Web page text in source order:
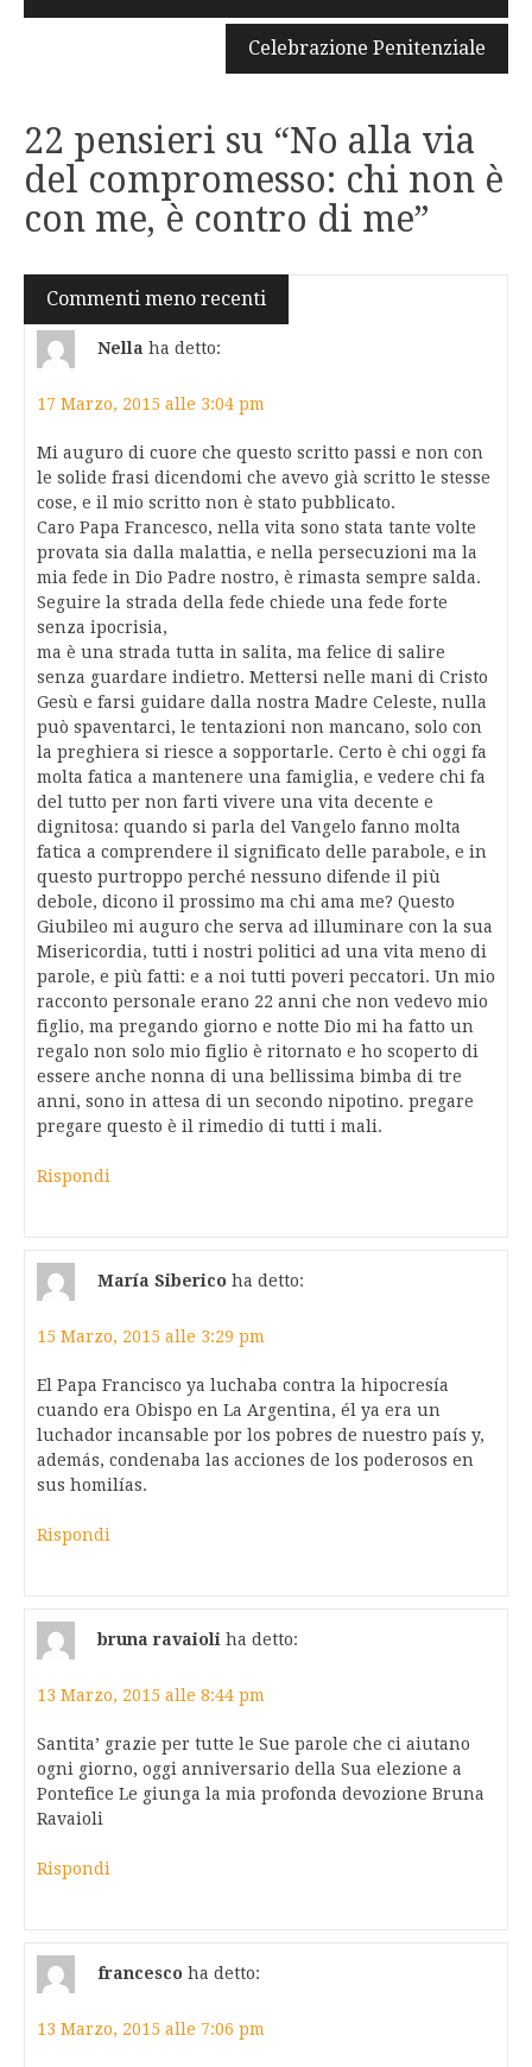
Celebrazione Penitenziale
22 pensieri su “No alla via
del compromesso: chi non è
con me, è contro di me”
Navigazione
commenti
Commenti meno recenti
Nella ha detto:
17 Marzo, 2015 alle 3:04 pm
Mi auguro di cuore che questo scritto passi e non con
le solide frasi dicendomi che avevo già scritto le stesse
cose, e il mio scritto non è stato pubblicato.
Caro Papa Francesco, nella vita sono stata tante volte
provata sia dalla malattia, e nella persecuzioni ma la
mia fede in Dio Padre nostro, è rimasta sempre salda.
Seguire la strada della fede chiede una fede forte
senza ipocrisia,
ma è una strada tutta in salita, ma felice di salire
senza guardare indietro. Mettersi nelle mani di Cristo
Gesù e farsi guidare dalla nostra Madre Celeste, nulla
può spaventarci, le tentazioni non mancano, solo con
la preghiera si riesce a sopportarle. Certo è chi oggi fa
molta fatica a mantenere una famiglia, e vedere chi fa
del tutto per non farti vivere una vita decente e
dignitosa: quando si parla del Vangelo fanno molta
fatica a comprendere il significato delle parabole, e in
questo purtroppo perché nessuno difende il più
debole, dicono il prossimo ma chi ama me? Questo
Giubileo mi auguro che serva ad illuminare con la sua
Misericordia, tutti i nostri politici ad una vita meno di
parole, e più fatti: e a noi tutti poveri peccatori. Un mio
racconto personale erano 22 anni che non vedevo mio
figlio, ma pregando giorno e notte Dio mi ha fatto un
regalo non solo mio figlio è ritornato e ho scoperto di
essere anche nonna di una bellissima bimba di tre
anni, sono in attesa di un secondo nipotino. pregare
pregare questo è il rimedio di tutti i mali.
Rispondi
María Siberico ha detto:
15 Marzo, 2015 alle 3:29 pm
El Papa Francisco ya luchaba contra la hipocresía
cuando era Obispo en La Argentina, él ya era un
luchador incansable por los pobres de nuestro país y,
además, condenaba las acciones de los poderosos en
sus homilías.
Rispondi
bruna ravaioli ha detto:
13 Marzo, 2015 alle 8:44 pm
Santita’ grazie per tutte le Sue parole che ci aiutano
ogni giorno, oggi anniversario della Sua elezione a
Pontefice Le giunga la mia profonda devozione Bruna
Ravaioli
Rispondi
francesco ha detto:
13 Marzo, 2015 alle 7:06 pm